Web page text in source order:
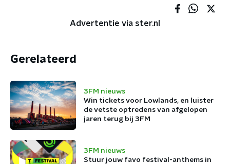
Advertentie via ster.nl
Gerelateerd
3FM nieuws
Win tickets voor Lowlands, en luister
de vetste optredens van afgelopen
jaren terug bij 3FM
3FM nieuws
Stuur jouw favo festival-anthems in